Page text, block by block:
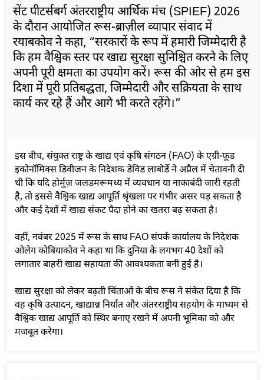
सेंट पीटर्सबर्ग अंतरराष्ट्रीय आर्थिक मंच (SPIEF) 2026
के दौरान आयोजित रूस-ब्राज़ील व्यापार संवाद में
रयाबकोव ने कहा, “सरकारों के रूप में हमारी जिम्मेदारी है
कि हम वैश्विक स्तर पर खाद्य सुरक्षा सुनिश्चित करने के लिए
अपनी पूरी क्षमता का उपयोग करें। रूस की ओर से हम इस
दिशा में पूरी प्रतिबद्धता, जिम्मेदारी और सक्रियता के साथ
कार्य कर रहे हैं और आगे भी करते रहेंगे।”
इस बीच, संयुक्त राष्ट्र के खाद्य एवं कृषि संगठन (FAO) के एग्री-फूड
इकोनॉमिक्स डिवीजन के निदेशक डेविड लाबोर्डे ने अप्रैल में चेतावनी दी
थी कि यदि होर्मुज़ जलडमरूमध्य में व्यवधान या नाकाबंदी जारी रहती
है, तो इससे वैश्विक खाद्य आपूर्ति श्रृंखला पर गंभीर असर पड़ सकता है
और कई देशों में खाद्य संकट पैदा होने का खतरा बढ़ सकता है।
वहीं, नवंबर 2025 में रूस के साथ FAO संपर्क कार्यालय के निदेशक
ओलेग कोबियाकोव ने कहा था कि दुनिया के लगभग 40 देशों को
लगातार बाहरी खाद्य सहायता की आवश्यकता बनी हुई है।
खाद्य सुरक्षा को लेकर बढ़ती चिंताओं के बीच रूस ने संकेत दिया है कि
वह कृषि उत्पादन, खाद्यान्न निर्यात और अंतरराष्ट्रीय सहयोग के माध्यम से
वैश्विक खाद्य आपूर्ति को स्थिर बनाए रखने में अपनी भूमिका को और
मजबूत करेगा।